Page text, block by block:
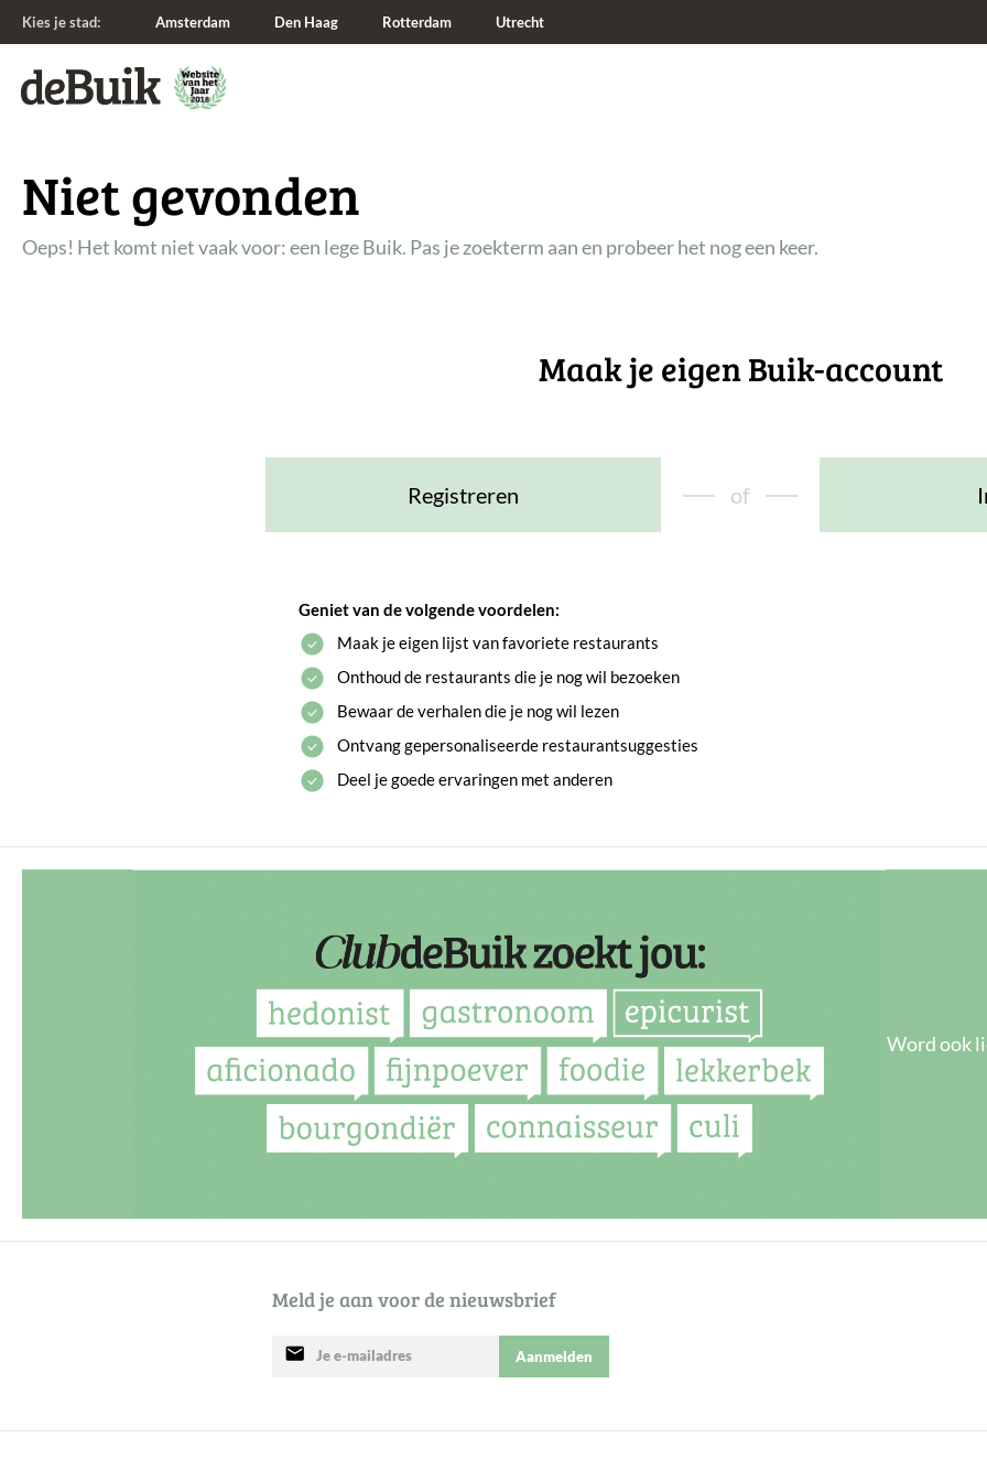
Niet gevonden
Oeps! Het komt niet vaak voor: een lege Buik. Pas je zoekterm aan en probeer het nog een keer.
Maak je eigen Buik-account
Registreren of
Geniet van de volgende voordelen:
Maak je eigen lijst van favoriete restaurants
Onthoud de restaurants die je nog wil bezoeken
Bewaar de verhalen die je nog wil lezen
Ontvang gepersonaliseerde restaurantsuggesties
Deel je goede ervaringen met anderen
Kies je stad: Amsterdam Den Haag Rotterdam Utrecht
De Buik
Word ook
Meld je aan voor de nieuwsbrief
mail Aanmelden